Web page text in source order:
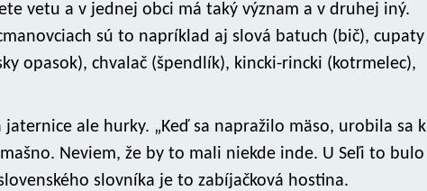
vetu a v jednej obci má taký význam a v druhej iný.
sú to napríklad aj slová batuch (bič), cupaty
opasok), chvalač (špendlík), kincki-rincki (kotrmelec),
ale hurky. „Keď sa napražilo mäso, urobila sa k
Neviem, že by to mali niekde inde. U Seľi to bulo
slovníka je to zabíjačková hostina.